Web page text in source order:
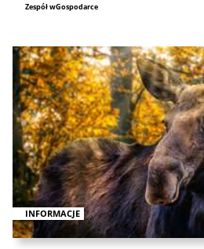
Zespół wGospodarce
INFORMACJE